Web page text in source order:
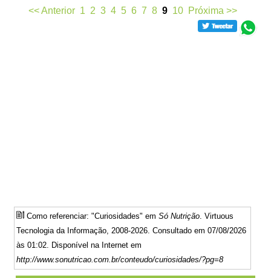
<< Anterior 1 2 3 4 5 6 7 8 9 10 Próxima >>
Como referenciar: "Curiosidades" emSó Nutrição. Virtuous
Tecnologia da Informação, 2008-2026. Consultado em 07/08/2026
às 01:02. Disponível na Internet em
http://www.sonutricao.com.br/conteudo/curiosidades/?pg=8